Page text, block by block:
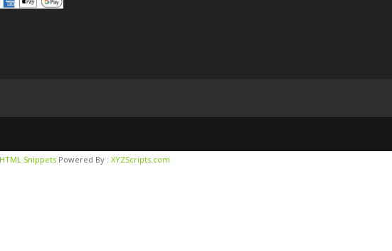
HTML Snippets Powered By : XYZScripts.com